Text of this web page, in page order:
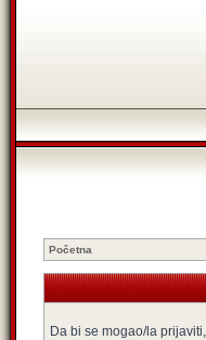
Početna
Da bi se mogao/la